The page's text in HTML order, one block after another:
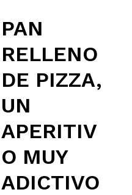
PAN
RELLENO
DE PIZZA,
UN
APERITIV
O MUY
ADICTIVO